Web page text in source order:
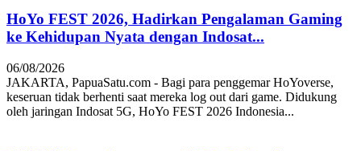
HoYo FEST 2026, Hadirkan Pengalaman Gaming
ke Kehidupan Nyata dengan Indosat...
06/08/2026
JAKARTA, PapuaSatu.com - Bagi para penggemar HoYoverse,
keseruan tidak berhenti saat mereka log out dari game. Didukung
oleh jaringan Indosat 5G, HoYo FEST 2026 Indonesia...